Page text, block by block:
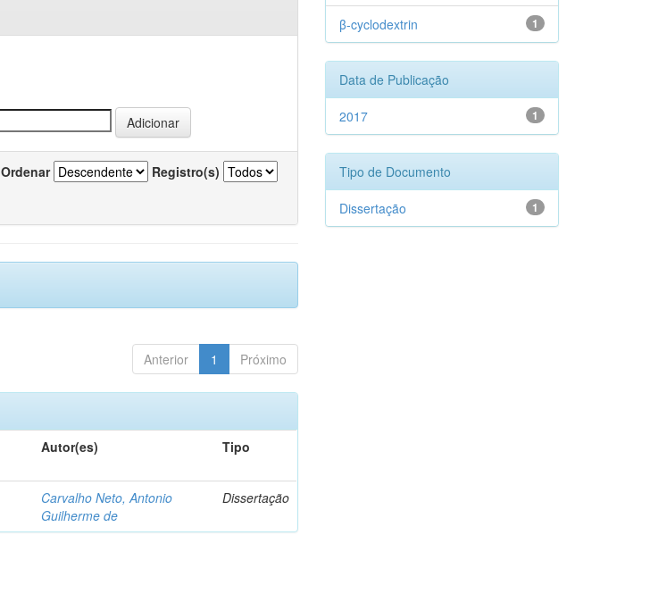
Ordenar Registro(s)
Anterior 1 Próximo
Autor(es) Tipo
Carvalho Neto, Antonio
Guilherme de
Dissertação
1
β-cyclodextrin
Data de Publicação
1
2017
Tipo de Documento
1
Dissertação